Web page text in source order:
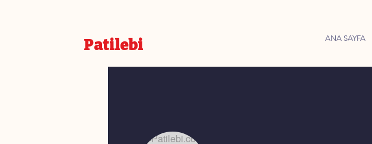
Patilebi ANA SAYFA